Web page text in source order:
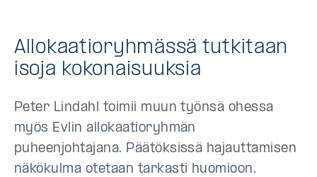
Allokaatioryhmässä tutkitaan
isoja kokonaisuuksia
Peter Lindahl toimii muun työnsä ohessa
myös Evlin allokaatioryhmän
puheenjohtajana. Päätöksissä hajauttamisen
näkökulma otetaan tarkasti huomioon.